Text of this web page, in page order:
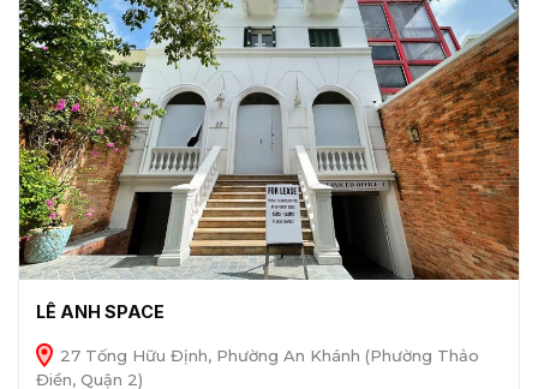
LÊ ANH SPACE
27 Tống Hữu Định, Phường An Khánh (Phường Thảo
Điền, Quận 2)